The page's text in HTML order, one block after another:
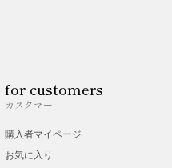
for customers
カスタマー
購入者マイページ
お気に入り